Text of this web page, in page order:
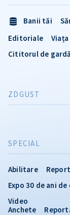
SPECIAL
Abilitare
Expo 30 de ani
Video
Anchete
Banii tăi
Editoriale
Cititorul de gardă
ZDGUST